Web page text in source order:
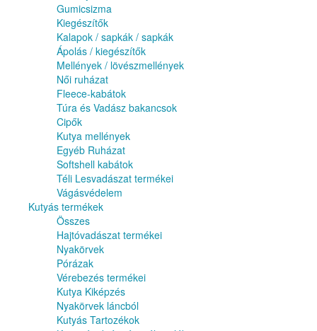
Gumicsizma
Kiegészítők
Kalapok / sapkák / sapkák
Ápolás / kiegészítők
Mellények / lövészmellények
Női ruházat
Fleece-kabátok
Túra és Vadász bakancsok
Cipők
Kutya mellények
Egyéb Ruházat
Softshell kabátok
Téli Lesvadászat termékei
Vágásvédelem
Kutyás termékek
Összes
Hajtóvadászat termékei
Nyakörvek
Pórázak
Vérebezés termékei
Kutya Kiképzés
Nyakörvek láncból
Kutyás Tartozékok